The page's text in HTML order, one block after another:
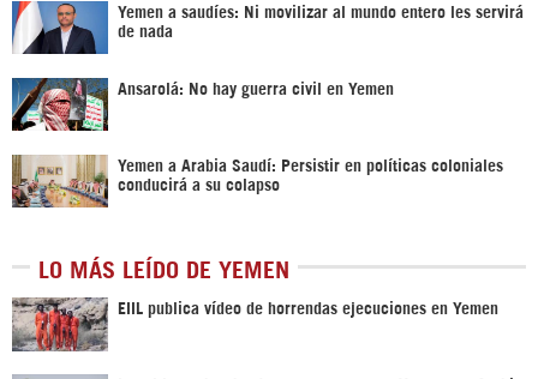
Yemen a saudíes: Ni movilizar al mundo entero les servirá
de nada
Ansarolá: No hay guerra civil en Yemen
Yemen a Arabia Saudí: Persistir en políticas coloniales
conducirá a su colapso
LO MÁS LEÍDO DE YEMEN
EIIL publica vídeo de horrendas ejecuciones en Yemen